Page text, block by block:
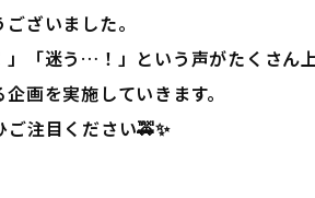
ざいました。
「迷う…！」という声がたくさん
画を実施していきます。
注目ください🚕✨